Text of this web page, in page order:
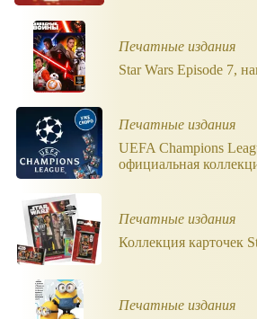
Печатные издания
Star Wars Episode 7,
Печатные издания
UEFA Champions
официальная
Печатные издания
Коллекция карточек
Печатные издания